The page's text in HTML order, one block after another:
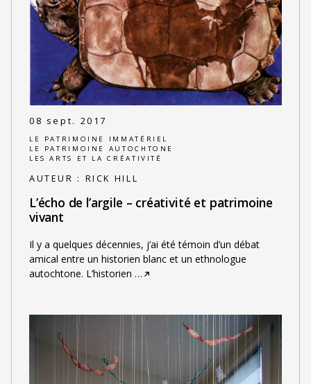
08 sept. 2017
LE PATRIMOINE IMMATÉRIEL
LE PATRIMOINE AUTOCHTONE
LES ARTS ET LA CRÉATIVITÉ
AUTEUR : RICK HILL
L’écho de l’argile – créativité et patrimoine
vivant
Il y a quelques décennies, j’ai été témoin d’un débat
amical entre un historien blanc et un ethnologue
autochtone. L’historien …